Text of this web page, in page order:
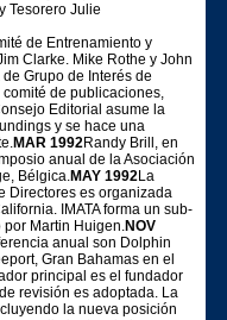
Tesorero Julie
de Entrenamiento y
Clarke. Mike Rothe y John
Grupo de Interés de
de publicaciones,
Editorial asume la
y se hace una
MAR 1992Randy Brill, en
anual de la Asociación
Bélgica. MAY 1992La
Directores es organizada
IMATA forma un sub-
Martin Huigen. NOV
anual son Dolphin
Gran Bahamas en el
principal es el fundador
revisión es adoptada. La
la nueva posición